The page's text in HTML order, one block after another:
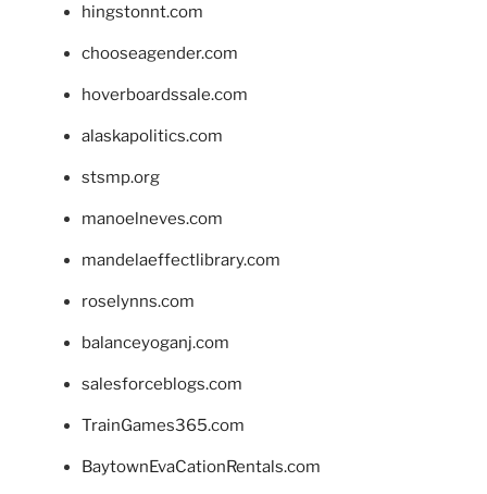
hingstonnt.com
chooseagender.com
hoverboardssale.com
alaskapolitics.com
stsmp.org
manoelneves.com
mandelaeffectlibrary.com
roselynns.com
balanceyoganj.com
salesforceblogs.com
TrainGames365.com
BaytownEvaCationRentals.com